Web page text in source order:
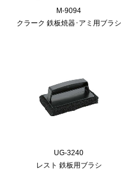
M-9094
クラーク 鉄板焼器･アミ用ブラシ
UG-3240
レスト 鉄板用ブラシ